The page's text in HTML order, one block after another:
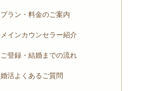
プラン・料金のご案内
メインカウンセラー紹介
ご登録・結婚までの流れ
婚活よくあるご質問